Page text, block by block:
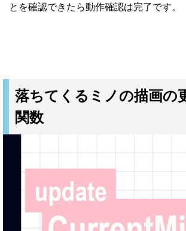
とを確認できたら動作確認は完了です。
落ちてくるミノの描画の
関数